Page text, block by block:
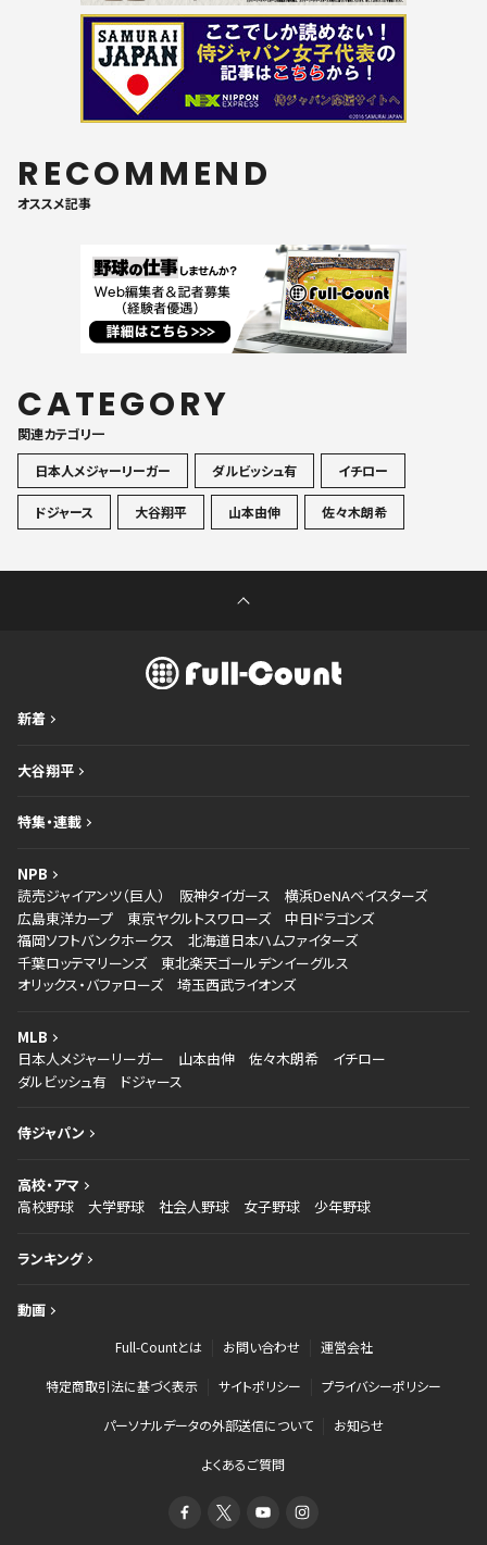
RECOMMEND
オススメ記事
CATEGORY
関連カテゴリ一
日本人メジャーリーガー
ダルビッシュ有 イチロー
ドジャース 大谷翔平 山本由伸 佐々木朗希
新着
大谷翔平
特集・連載
NPB
読売ジャイアンツ（巨人）
阪神タイガース
横浜DeNAベイスターズ
広島東洋カープ
東京ヤクルトスワローズ
中日ドラゴンズ
福岡ソフトバンクホークス
北海道日本ハムファイターズ
千葉ロッテマリーンズ
東北楽天ゴールデンイーグルス
オリックス・バファローズ
埼玉西武ライオンズ
MLB
日本人メジャーリーガー
山本由伸 佐々木朗希
イチロー
ダルビッシュ有
ドジャース
侍ジャパン
高校・アマ
高校野球
大学野球 社会人野球 女子野球 少年野球
ランキング
動画
Full-Countとは お問い合わせ 運営会社
特定商取引法に基づく表示 サイトポリシー プライバシーポリシー
パーソナルデータの外部送信について お知らせ
よくあるご質問